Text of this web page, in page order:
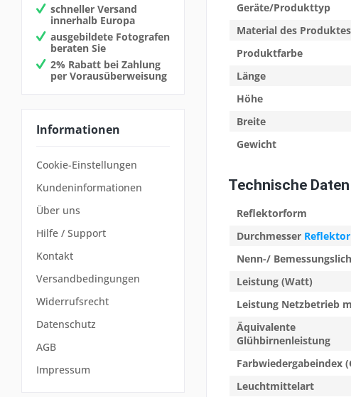
schneller Versand
innerhalb Europa
ausgebildete Fotografen
beraten Sie
2% Rabatt bei Zahlung
per Vorausüberweisung
Informationen
Cookie-Einstellungen
Kundeninformationen
Über uns
Hilfe / Support
Kontakt
Versandbedingungen
Widerrufsrecht
Datenschutz
AGB
Impressum
Geräte/Produkttyp
Material des Produktes
Produktfarbe
Länge
Höhe
Breite
Gewicht
Technische Daten
Reflektorform
Durchmesser Reflektor
Nenn-/
Leistung (Watt)
Leistung Netzbetrieb
Äquivalente
Glühbirnenleistung
Farbwiedergabeindex
Leuchtmittelart